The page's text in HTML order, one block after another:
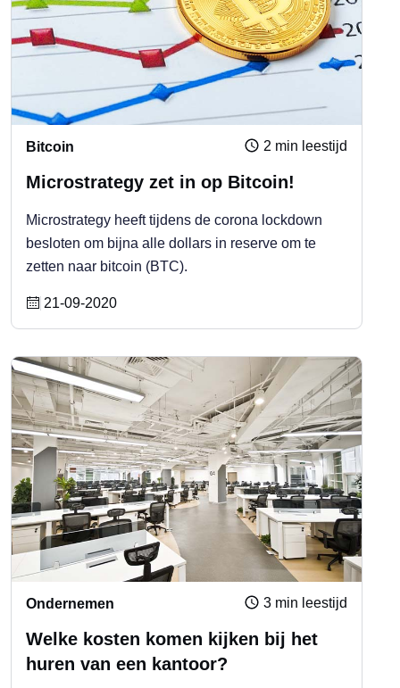
Bitcoin 2 min leestijd
Microstrategy zet in op Bitcoin!
Microstrategy heeft tijdens de corona lockdown
besloten om bijna alle dollars in reserve om te
zetten naar bitcoin (BTC).
21-09-2020
Ondernemen 3 min leestijd
Welke kosten komen kijken bij het
huren van een kantoor?